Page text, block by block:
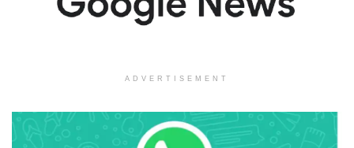
ADVERTISEMENT